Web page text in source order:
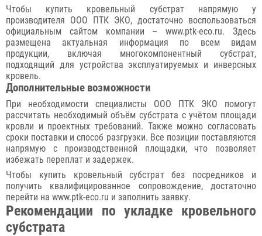
Чтобы купить кровельный субстрат напрямую у
производителя ООО ПТК ЭКО, достаточно воспользоваться
официальным сайтом компании – www.ptk-eco.ru. Здесь
размещена актуальная информация по всем видам
продукции, включая многокомпонентный субстрат,
подходящий для устройства эксплуатируемых и инверсных
кровель.
Дополнительные возможности
При необходимости специалисты ООО ПТК ЭКО помогут
рассчитать необходимый объём субстрата с учётом площади
кровли и проектных требований. Также можно согласовать
сроки поставки и способ разгрузки. Все позиции поставляются
напрямую с производственной площадки, что позволяет
избежать переплат и задержек.
Чтобы купить кровельный субстрат без посредников и
получить квалифицированное сопровождение, достаточно
перейти на www.ptk-eco.ru и заполнить заявку.
Рекомендации по укладке кровельного
субстрата